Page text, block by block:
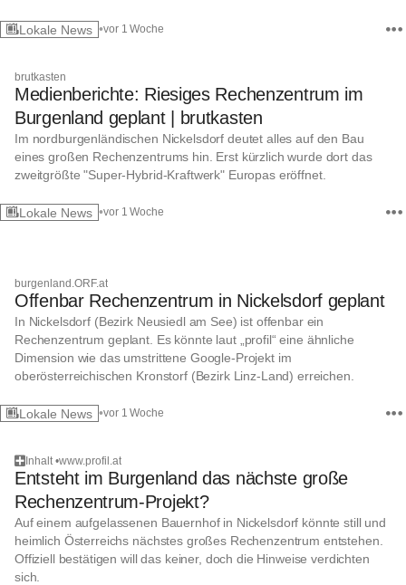
Lokale News •vor 1 Woche
brutkasten
Medienberichte: Riesiges Rechenzentrum im
Burgenland geplant | brutkasten
Im nordburgenländischen Nickelsdorf deutet alles auf den Bau
eines großen Rechenzentrums hin. Erst kürzlich wurde dort das
zweitgrößte "Super-Hybrid-Kraftwerk" Europas eröffnet.
Lokale News •vor 1 Woche
burgenland.ORF.at
Offenbar Rechenzentrum in Nickelsdorf geplant
In Nickelsdorf (Bezirk Neusiedl am See) ist offenbar ein
Rechenzentrum geplant. Es könnte laut „profil“ eine ähnliche
Dimension wie das umstrittene Google-Projekt im
oberösterreichischen Kronstorf (Bezirk Linz-Land) erreichen.
Lokale News •vor 1 Woche
Inhalt•www.profil.at
Entsteht im Burgenland das nächste große
Rechenzentrum-Projekt?
Auf einem aufgelassenen Bauernhof in Nickelsdorf könnte still und
heimlich Österreichs nächstes großes Rechenzentrum entstehen.
Offiziell bestätigen will das keiner, doch die Hinweise verdichten
sich.